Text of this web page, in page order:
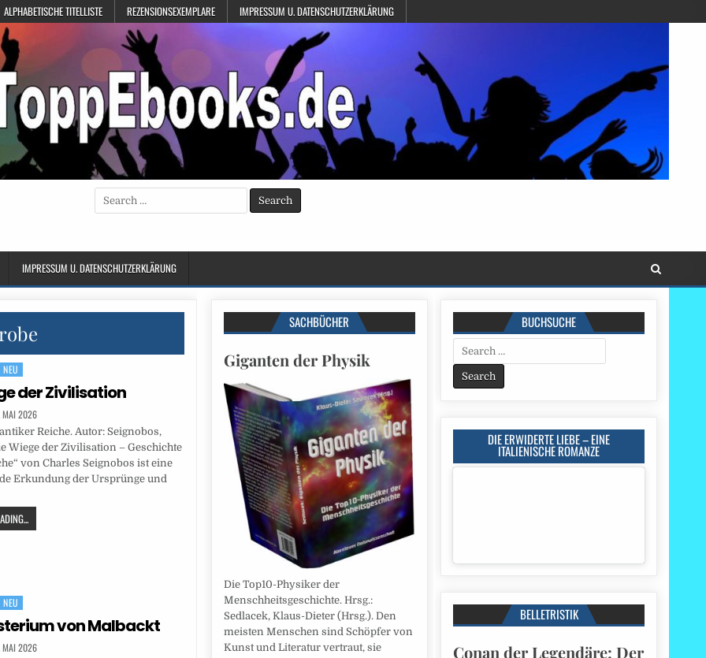
ALPHABETISCHE TITELLISTE REZENSIONSEXEMPLARE IMPRESSUM U. DATENSCHUTZERKLÄRUNG
Search
for:
IMPRESSUM U. DATENSCHUTZERKLÄRUNG
NEU
der Zivilisation
MAI 2026
Reiche. Autor: Seignobos,
Wiege der Zivilisation – Geschichte
von Charles Seignobos ist eine
Erkundung der Ursprünge und
NEU
von Malbackt
MAI 2026
SACHBÜCHER
Giganten der Physik
Die Top10-Physiker der
Menschheitsgeschichte. Hrsg.:
Sedlacek, Klaus-Dieter (Hrsg.). Den
meisten Menschen sind Schöpfer von
Kunst und Literatur vertraut, sie
BUCHSUCHE
Search
for:
DIE ERWIDERTE LIEBE – EINE
ITALIENISCHE ROMANZE
BELLETRISTIK
Conan der Legendäre: Der